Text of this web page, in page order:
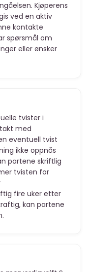
Kjøperens
ved en aktiv
kontakte
spørsmål om
eller ønsker
tvister i
med
eventuell tvist
ikke oppnås
partene skriftlig
tvisten for
fire uker etter
kan partene